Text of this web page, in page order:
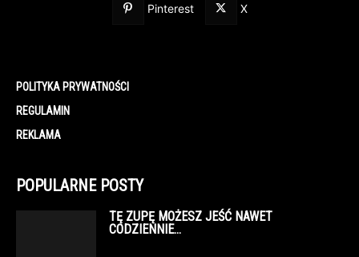
Pinterest X
POLITYKA PRYWATNOŚCI
REGULAMIN
REKLAMA
POPULARNE POSTY
TĘ ZUPĘ MOŻESZ JEŚĆ NAWET
CODZIENNIE…